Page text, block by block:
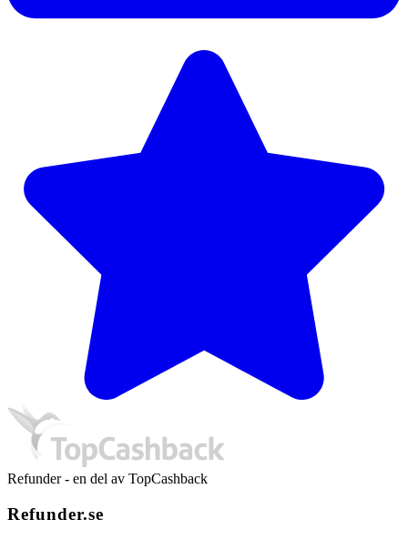
Refunder - en del av TopCashback
Refunder.se